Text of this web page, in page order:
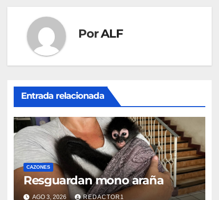
PorALF
Entrada relacionada
CAZONES
Resguardan mono araña
AGO 3, 2026 REDACTOR1